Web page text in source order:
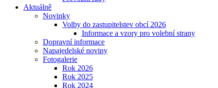
Aktuálně
Novinky
Volby do zastupitelstev obcí 2026
Informace a vzory pro volební strany
Dopravní informace
Napajedelské noviny
Fotogalerie
Rok 2026
Rok 2025
Rok 2024